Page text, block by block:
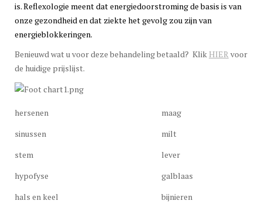
is. Reflexologie meent dat energiedoorstroming de basis is van
onze gezondheid en dat ziekte het gevolg zou zijn van
energieblokkeringen.
Benieuwd wat u voor deze behandeling betaald? Klik HIER voor
de huidige prijslijst.
hersenen
maag
sinussen
milt
stem
lever
hypofyse
galblaas
hals en keel
bijnieren